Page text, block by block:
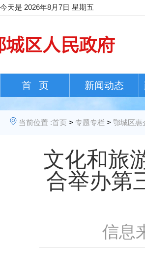
今天是 2026年8月7日 星期五
首 页 新闻动态
当前位置 :首页 > 专题专栏 > 鄂城区惠
文化和旅
合举办第
信息